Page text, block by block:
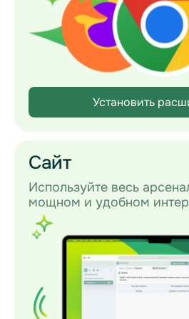
Установить
Сайт
Используйте весь
мощном и удобном